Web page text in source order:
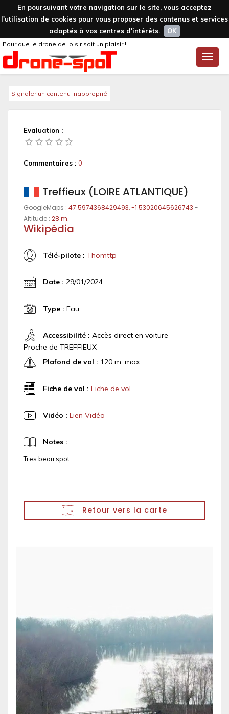
En poursuivant votre navigation sur le site, vous acceptez
l'utilisation de cookies pour vous proposer des contenus et services
adaptés à vos centres d'intérêts.
OK
Toggle
Pour que le drone de loisir soit un plaisir !
Signaler un contenu inapproprié
Evaluation :
Commentaires : 0
Treffieux (LOIRE ATLANTIQUE)
GoogleMaps : 47.5974368429493, -1.53020645626743 -
Altitude : 28 m.
Wikipédia
Télé-pilote : Thomttp
Date : 29/01/2024
Type : Eau
Accessibilité : Accès direct en voiture
Proche de TREFFIEUX
Plafond de vol : 120 m. max.
Fiche de vol : Fiche de vol
Vidéo : Lien Vidéo
Notes :
Tres beau spot
Retour vers la carte